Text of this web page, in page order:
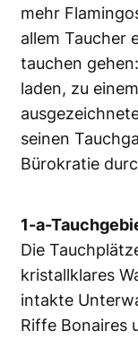
mehr
allem Taucher
tauchen
laden, zu
seinen
Bürokratie
1-a-
Die
kristallklares
intakte
Riffe Bonaires